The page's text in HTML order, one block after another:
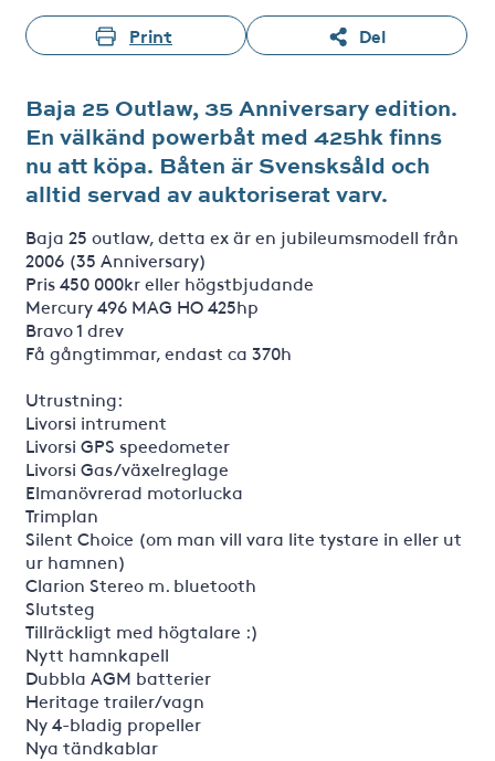
Print Del
Baja 25 Outlaw, 35 Anniversary edition.
En välkänd powerbåt med 425hk finns
nu att köpa. Båten är Svensksåld och
alltid servad av auktoriserat varv.
Baja 25 outlaw, detta ex är en jubileumsmodell från
2006 (35 Anniversary)
Pris 450 000kr eller högstbjudande
Mercury 496 MAG HO 425hp
Bravo 1 drev
Få gångtimmar, endast ca 370h
Utrustning:
Livorsi intrument
Livorsi GPS speedometer
Livorsi Gas/växelreglage
Elmanövrerad motorlucka
Trimplan
Silent Choice (om man vill vara lite tystare in eller ut
ur hamnen)
Clarion Stereo m. bluetooth
Slutsteg
Tillräckligt med högtalare :)
Nytt hamnkapell
Dubbla AGM batterier
Heritage trailer/vagn
Ny 4-bladig propeller
Nya tändkablar